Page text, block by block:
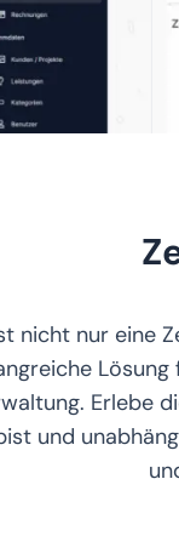
nicht nur eine
Erlebe
und